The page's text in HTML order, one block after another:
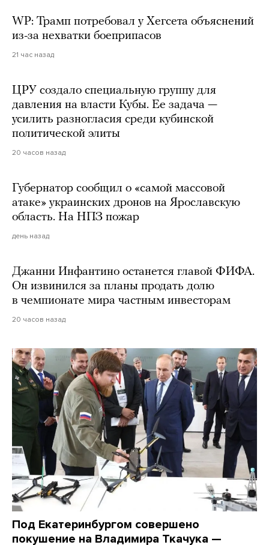
WP: Трамп потребовал у Хегсета объяснений
из-за нехватки боеприпасов
21 час назад
ЦРУ создало специальную группу для
давления на власти Кубы. Ее задача —
усилить разногласия среди кубинской
политической элиты
20 часов назад
Губернатор сообщил о «самой массовой
атаке» украинских дронов на Ярославскую
область. На НПЗ пожар
день назад
Джанни Инфантино останется главой ФИФА.
Он извинился за планы продать долю
в чемпионате мира частным инвесторам
20 часов назад
Под Екатеринбургом совершено
покушение на Владимира Ткачука —